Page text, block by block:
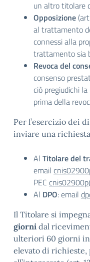
un altro titolare
Opposizione
al trattamento
connessi alla
trattamento sia
Revoca del
consenso
ciò pregiudichi
prima della
Per l’esercizio dei
inviare una
Al Titolare del
email
PEC
Al DPO: email
Il Titolare si
giorni dal
ulteriori 60 giorni in
elevato di richieste,